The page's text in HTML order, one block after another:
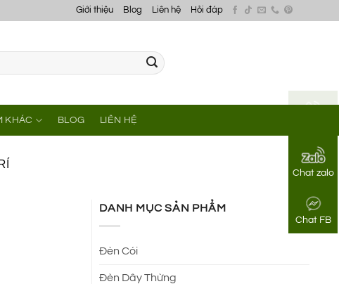
Chat zalo
Chat FB
Giới thiệu Blog Liên hệ Hỏi đáp
KHÁC BLOG LIÊN HỆ
DANH MỤC SẢN PHẨM
Đèn Cói
Đèn Dây Thừng